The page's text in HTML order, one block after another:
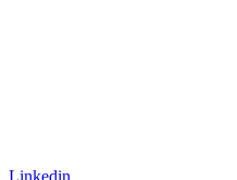
Linkedin